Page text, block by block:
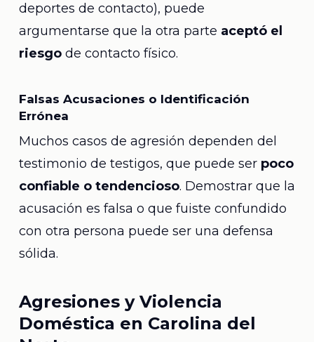
deportes de contacto), puede
argumentarse que la otra parte aceptó el
riesgode contacto físico.
Falsas Acusaciones o Identificación
Errónea
Muchos casos de agresión dependen del
testimonio de testigos, que puede ser poco
confiable o tendencioso. Demostrar que la
acusación es falsa o que fuiste confundido
con otra persona puede ser una defensa
sólida.
Agresiones y Violencia
Doméstica en Carolina del